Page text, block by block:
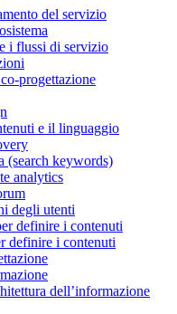
del servizio
i flussi di servizio
progettazione
e il linguaggio
(search keywords)
analytics
degli utenti
definire i contenuti
definire i contenuti
dell’informazione